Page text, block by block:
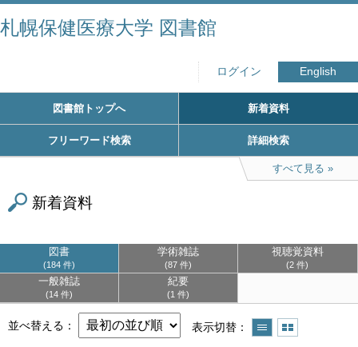
札幌保健医療大学 図書館
ログイン English
図書館トップへ 新着資料
フリーワード検索 詳細検索
すべて見る
新着資料
図書
184 件
学術雑誌
87 件
視聴覚資料
2 件
一般雑誌
14 件
紀要
1 件
並べ替える 表示切替